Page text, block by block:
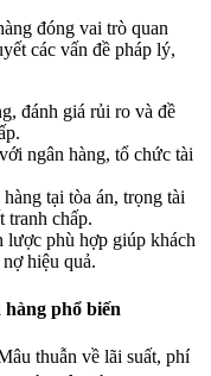
đóng vai trò quan
các vấn đề pháp lý,
đánh giá rủi ro và đề
ngân hàng, tổ chức tài
tại tòa án, trọng tài
tranh chấp.
lược phù hợp giúp khách
hiệu quả.
phổ biến
thuẫn về lãi suất, phí